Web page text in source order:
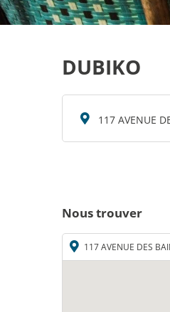
DUBIKO
117 AVENUE
Nous trouver
117 AVENUE DES